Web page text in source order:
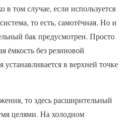
том случае, если используется
то есть, самотёчная. Но и
бак предусмотрен. Просто
ёмкость без резиновой
в верхней точке
то здесь расширительный
целями. На холодном